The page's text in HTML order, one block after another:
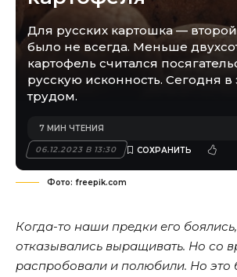
Для русских картошка — второй
было не всегда. Меньше
картофель считался
русскую исконность. Сегодня в
трудом.
06.12.2023 В 13:30
7 МИН ЧТЕНИЯ
Фото: freepik.com
Когда-то наши предки его
отказывались выращивать. Но со
распробовали и полюбили. Но это